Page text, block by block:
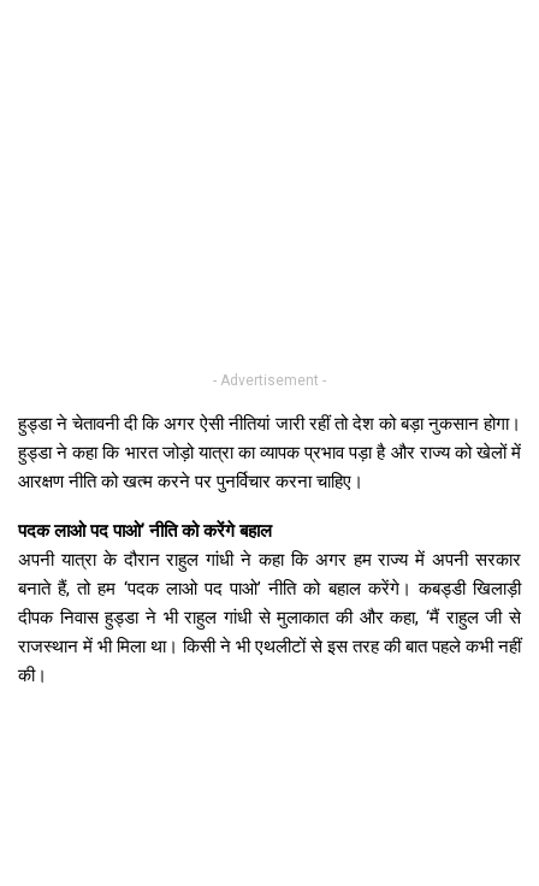
- Advertisement -
हुड्डा ने चेतावनी दी कि अगर ऐसी नीतियां जारी रहीं तो देश को बड़ा नुकसान होगा।
हुड्डा ने कहा कि भारत जोड़ो यात्रा का व्यापक प्रभाव पड़ा है और राज्य को खेलों में
आरक्षण नीति को खत्म करने पर पुनर्विचार करना चाहिए।
पदक लाओ पद पाओ’ नीति को करेंगे बहाल
अपनी यात्रा के दौरान राहुल गांधी ने कहा कि अगर हम राज्य में अपनी सरकार
बनाते हैं, तो हम ‘पदक लाओ पद पाओ’ नीति को बहाल करेंगे। कबड्डी खिलाड़ी
दीपक निवास हुड्डा ने भी राहुल गांधी से मुलाकात की और कहा, ‘मैं राहुल जी से
राजस्थान में भी मिला था। किसी ने भी एथलीटों से इस तरह की बात पहले कभी नहीं
की।